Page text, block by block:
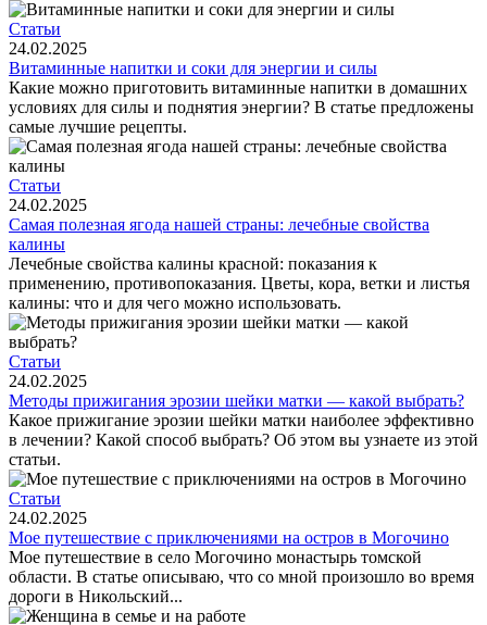
Статьи
24.02.2025
Витаминные напитки и соки для энергии и силы
Какие можно приготовить витаминные напитки в домашних
условиях для силы и поднятия энергии? В статье предложены
самые лучшие рецепты.
Статьи
24.02.2025
Самая полезная ягода нашей страны: лечебные свойства
калины
Лечебные свойства калины красной: показания к
применению, противопоказания. Цветы, кора, ветки и листья
калины: что и для чего можно использовать.
Статьи
24.02.2025
Методы прижигания эрозии шейки матки — какой выбрать?
Какое прижигание эрозии шейки матки наиболее эффективно
в лечении? Какой способ выбрать? Об этом вы узнаете из этой
статьи.
Статьи
24.02.2025
Мое путешествие с приключениями на остров в Могочино
Мое путешествие в село Могочино монастырь томской
области. В статье описываю, что со мной произошло во время
дороги в Никольский...